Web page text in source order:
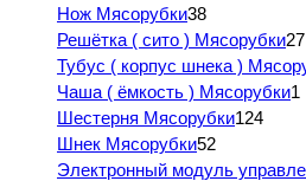
Нож Мясорубки38
Решётка ( сито ) Мясорубки27
Тубус ( корпус шнека )
Чаша ( ёмкость ) Мясорубки1
Шестерня Мясорубки124
Шнек Мясорубки52
Электронный модуль